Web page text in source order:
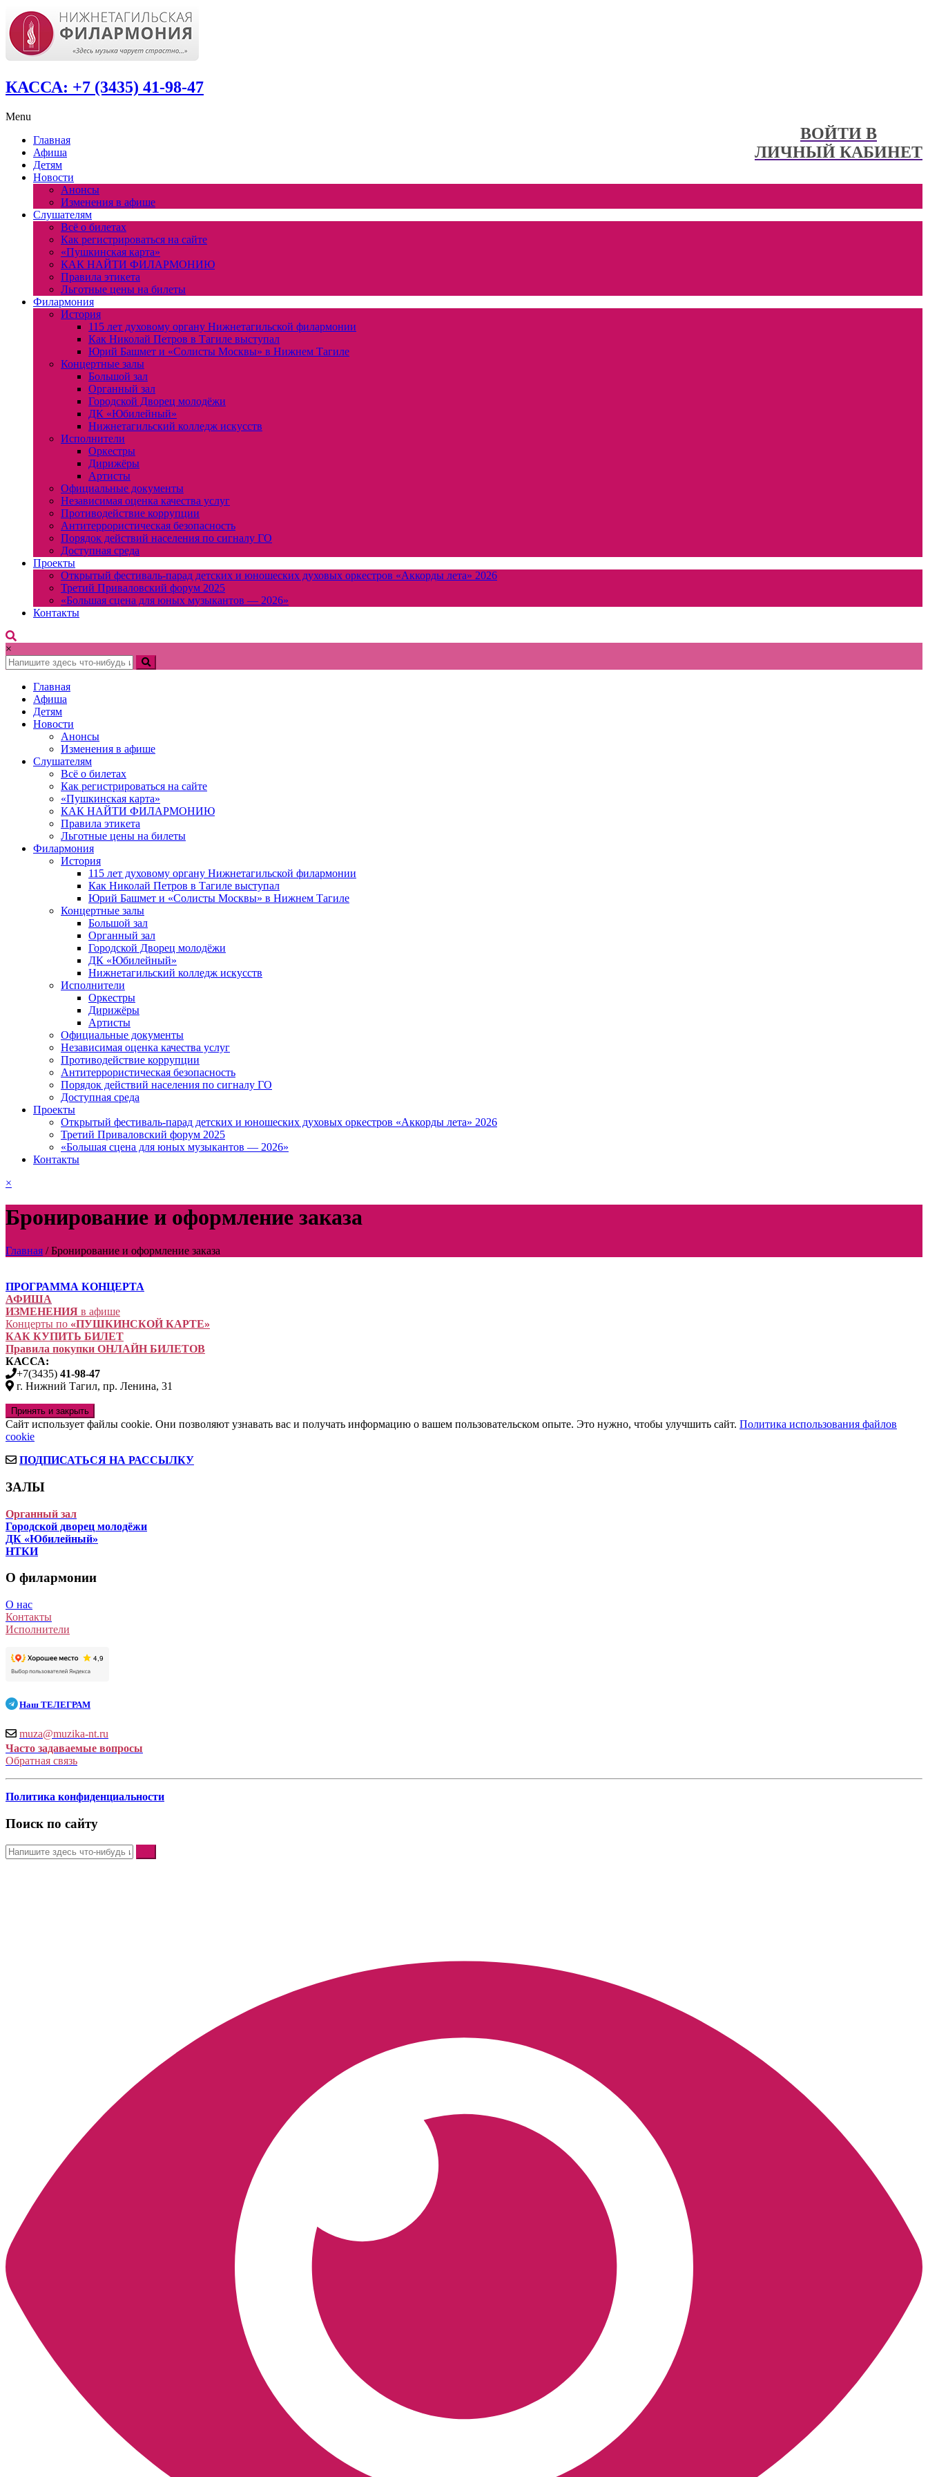
КАССА: +7 (3435) 41-98-47
ВОЙТИ В
ЛИЧНЫЙ КАБИНЕТ
Menu
Главная
Афиша
Детям
Новости
Анонсы
Изменения в афише
Слушателям
Всё о билетах
Как регистрироваться на сайте
«Пушкинская карта»
КАК НАЙТИ ФИЛАРМОНИЮ
Правила этикета
Льготные цены на билеты
Филармония
История
115 лет духовому органу Нижнетагильской филармонии
Как Николай Петров в Тагиле выступал
Юрий Башмет и «Солисты Москвы» в Нижнем Тагиле
Концертные залы
Большой зал
Органный зал
Городской Дворец молодёжи
ДК «Юбилейный»
Нижнетагильский колледж искусств
Исполнители
Оркестры
Дирижёры
Артисты
Официальные документы
Независимая оценка качества услуг
Противодействие коррупции
Антитеррористическая безопасность
Порядок действий населения по сигналу ГО
Доступная среда
Проекты
Открытый фестиваль-парад детских и юношеских духовых оркестров «Аккорды лета» 2026
Третий Приваловский форум 2025
«Большая сцена для юных музыкантов — 2026»
Контакты
×
Главная
Афиша
Детям
Новости
Анонсы
Изменения в афише
Слушателям
Всё о билетах
Как регистрироваться на сайте
«Пушкинская карта»
КАК НАЙТИ ФИЛАРМОНИЮ
Правила этикета
Льготные цены на билеты
Филармония
История
115 лет духовому органу Нижнетагильской филармонии
Как Николай Петров в Тагиле выступал
Юрий Башмет и «Солисты Москвы» в Нижнем Тагиле
Концертные залы
Большой зал
Органный зал
Городской Дворец молодёжи
ДК «Юбилейный»
Нижнетагильский колледж искусств
Исполнители
Оркестры
Дирижёры
Артисты
Официальные документы
Независимая оценка качества услуг
Противодействие коррупции
Антитеррористическая безопасность
Порядок действий населения по сигналу ГО
Доступная среда
Проекты
Открытый фестиваль-парад детских и юношеских духовых оркестров «Аккорды лета» 2026
Третий Приваловский форум 2025
«Большая сцена для юных музыкантов — 2026»
Контакты
×
Бронирование и оформление заказа
Главная /Бронирование и оформление заказа
ПРОГРАММА КОНЦЕРТА
АФИША
ИЗМЕНЕНИЯ в афише
Концерты по «ПУШКИНСКОЙ КАРТЕ»
КАК КУПИТЬ БИЛЕТ
Правила покупки ОНЛАЙН БИЛЕТОВ
КАССА:
+7(3435) 41-98-47
г. Нижний Тагил, пр. Ленина, 31
Сайт использует файлы cookie. Они позволяют узнавать вас и получать информацию о вашем пользовательском опыте. Это нужно, чтобы улучшить сайт. Политика использования файлов
cookie
ПОДПИСАТЬСЯ НА РАССЫЛКУ
ЗАЛЫ
Органный зал
Городской дворец молодёжи
ДК «Юбилейный»
НТКИ
О филармонии
О нас
Контакты
Исполнители
Наш ТЕЛЕГРАМ
muza@muzika-nt.ru
Часто задаваемые вопросы
Обратная связь
Политика конфиденциальности
Поиск по сайту